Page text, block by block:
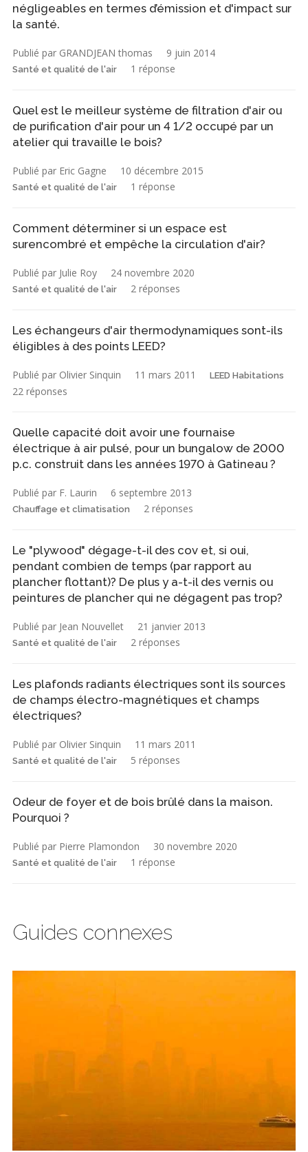
négligeables en termes d’émission et d'impact sur
la santé.
Publié par GRANDJEAN thomas 9 juin 2014
Santé et qualité de l'air 1 réponse
Quel est le meilleur système de filtration d'air ou
de purification d'air pour un 4 1/2 occupé par un
atelier qui travaille le bois?
Publié par Eric Gagne 10 décembre 2015
Santé et qualité de l'air 1 réponse
Comment déterminer si un espace est
surencombré et empêche la circulation d'air?
Publié par Julie Roy 24 novembre 2020
Santé et qualité de l'air 2 réponses
Les échangeurs d'air thermodynamiques sont-ils
éligibles à des points LEED?
Publié par Olivier Sinquin 11 mars 2011 LEED Habitations
22 réponses
Quelle capacité doit avoir une fournaise
électrique à air pulsé, pour un bungalow de 2000
p.c. construit dans les années 1970 à Gatineau ?
Publié par F. Laurin 6 septembre 2013
Chauffage et climatisation 2 réponses
Le "plywood" dégage-t-il des cov et, si oui,
pendant combien de temps (par rapport au
plancher flottant)? De plus y a-t-il des vernis ou
peintures de plancher qui ne dégagent pas trop?
Publié par Jean Nouvellet 21 janvier 2013
Santé et qualité de l'air 2 réponses
Les plafonds radiants électriques sont ils sources
de champs électro-magnétiques et champs
électriques?
Publié par Olivier Sinquin 11 mars 2011
Santé et qualité de l'air 5 réponses
Odeur de foyer et de bois brûlé dans la maison.
Pourquoi ?
Publié par Pierre Plamondon 30 novembre 2020
Santé et qualité de l'air 1 réponse
Guides connexes